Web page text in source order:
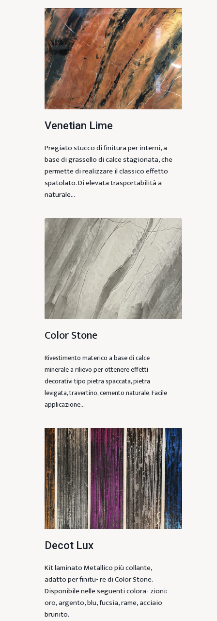
Venetian Lime
Pregiato stucco di finitura per interni, a
base di grassello di calce stagionata, che
permette di realizzare il classico effetto
spatolato. Di elevata trasportabilità a
naturale…
Color Stone
Rivestimento materico a base di calce
minerale a rilievo per ottenere effetti
decorativi tipo pietra spaccata, pietra
levigata, travertino, cemento naturale. Facile
applicazione…
Decot Lux
Kit laminato Metallico più collante,
adatto per finitu- re di Color Stone.
Disponibile nelle seguenti colora- zioni:
oro, argento, blu, fucsia, rame, acciaio
brunito.